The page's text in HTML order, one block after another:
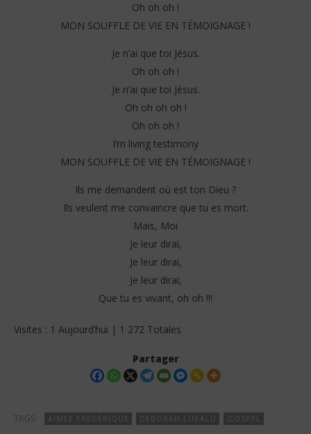
Oh oh oh !
MON SOUFFLE DE VIE EN TÉMOIGNAGE !
Je n’ai que toi Jésus.
Oh oh oh !
Je n’ai que toi Jésus.
Oh oh oh oh !
Oh oh oh !
I’m living testimony
MON SOUFFLE DE VIE EN TÉMOIGNAGE !
Ils me demandent où est ton Dieu ?
Ils veulent me convaincre que tu es mort.
Mais, Moi
Je leur dirai,
Je leur dirai,
Je leur dirai,
Que tu es vivant, oh oh !!!
Visites : 1 Aujourd’hui | 1 272 Totales
Partager
TAGS: AIMÉE FRÉDÉRIQUE DEBORAH LUKALU GOSPEL